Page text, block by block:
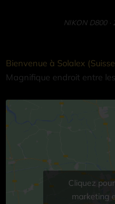
NIKON D800 ·
Bienvenue à Solalex
Magnifique endroit entre
Cliquez
marketing